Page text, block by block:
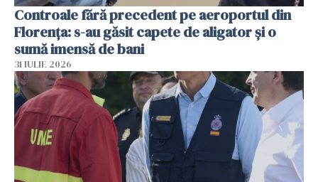
Controale fără precedent pe aeroportul din
Florența: s-au găsit capete de aligator și o
sumă imensă de bani
31 IULIE 2026